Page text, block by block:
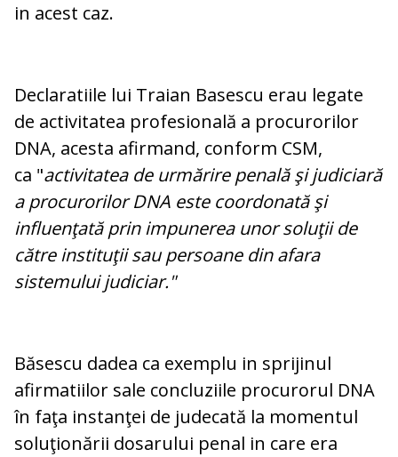
in acest caz.
Declaratiile lui Traian Basescu erau legate
de activitatea profesională a procurorilor
DNA, acesta afirmand, conform CSM,
ca "activitatea de urmărire penală şi judiciară
a procurorilor DNA este coordonată şi
influenţată prin impunerea unor soluţii de
către instituţii sau persoane din afara
sistemului judiciar."
Băsescu dadea ca exemplu in sprijinul
afirmatiilor sale concluziile procurorul DNA
în faţa instanţei de judecată la momentul
soluţionării dosarului penal in care era